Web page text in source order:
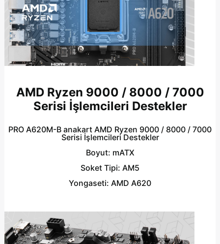
AMD Ryzen 9000 / 8000 / 7000
Serisi İşlemcileri Destekler
PRO A620M-B anakart AMD Ryzen 9000 / 8000 / 7000
Serisi İşlemcileri Destekler
Boyut: mATX
Soket Tipi: AM5
Yongaseti: AMD A620